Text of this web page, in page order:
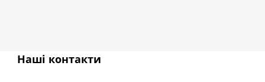
Наші контакти